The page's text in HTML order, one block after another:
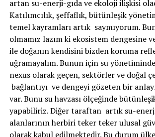
artan su-enerji-gıda ve ekoloji ilişkisi
Katılımcılık, şeffaflık, bütünleşik
temel kayramları artık saymıyorum.
olmamız lazım ki ekosistem dengesine
ile doğanın kendisini bizden koruma
uğramayalım. Bunun için su
nexus olarak geçen, sektörler ve doğal
bağlantıyı ve dengeyi gözeten bir
var. Bunu su havzası ölçeğinde
yapabiliriz. Diğer taraftan artık su-
alanlarının herbiri teker teker ulusal
olarak kabul edilmektedir. Bu durum